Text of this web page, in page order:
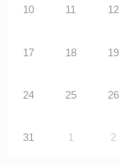
10 11 12
17 18 19
24 25 26
31 1 2